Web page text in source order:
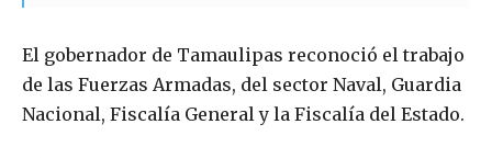
El gobernador de Tamaulipas reconoció el trabajo
de las Fuerzas Armadas, del sector Naval, Guardia
Nacional, Fiscalía General y la Fiscalía del Estado.